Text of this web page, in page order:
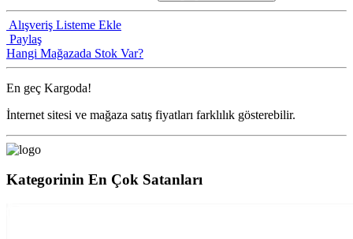
Alışveriş Listeme Ekle
Paylaş
Hangi Mağazada Stok Var?
En geç Kargoda!
İnternet sitesi ve mağaza satış fiyatları farklılık gösterebilir.
Kategorinin En Çok Satanları